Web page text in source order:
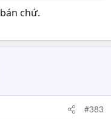
chứ.
#383